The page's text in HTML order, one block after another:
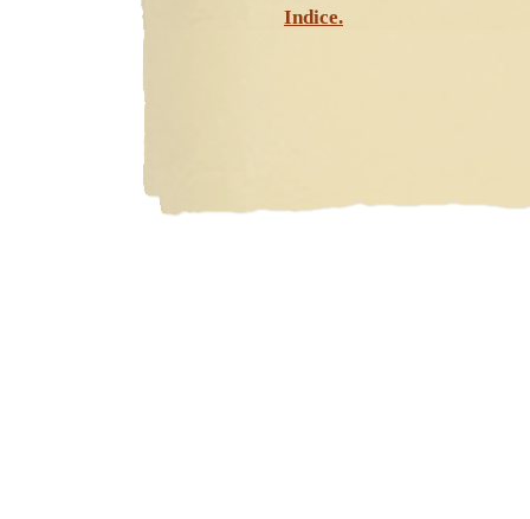
Indice.